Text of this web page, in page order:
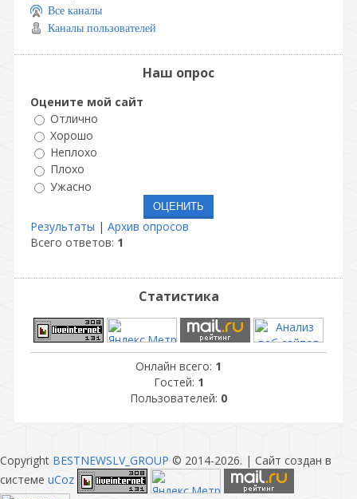
Все каналы
Каналы пользователей
Наш опрос
Оцените мой сайт
Отлично
Хорошо
Неплохо
Плохо
Ужасно
Результаты | Архив опросов
Всего ответов: 1
Статистика
Онлайн всего: 1
Гостей: 1
Пользователей: 0
Copyright BESTNEWSLV_GROUP © 2014-2026. | Сайт создан в
системе uCoz